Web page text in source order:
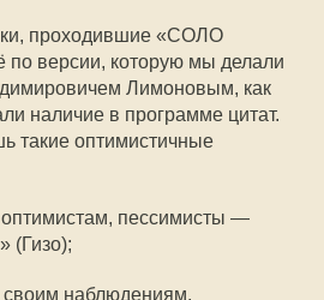
проходившие «СОЛО
по версии, которую мы делали
Лимоновым, как
наличие в программе цитат.
такие оптимистичные
пессимисты —
(Гизо);
наблюдениям,